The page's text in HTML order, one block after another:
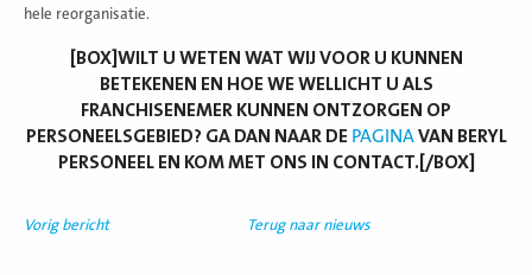
hele reorganisatie.
[BOX]WILT U WETEN WAT WIJ VOOR U KUNNEN
BETEKENEN EN HOE WE WELLICHT U ALS
FRANCHISENEMER KUNNEN ONTZORGEN OP
PERSONEELSGEBIED? GA DAN NAAR DE PAGINAVAN BERYL
PERSONEEL EN KOM MET ONS IN CONTACT.[/BOX]
Vorig bericht Terug naar nieuws